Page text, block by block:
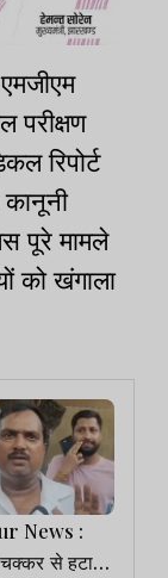
परीक्षण
रिपोर्ट
पूरे मामले
को खंगाला
News :
से हटा